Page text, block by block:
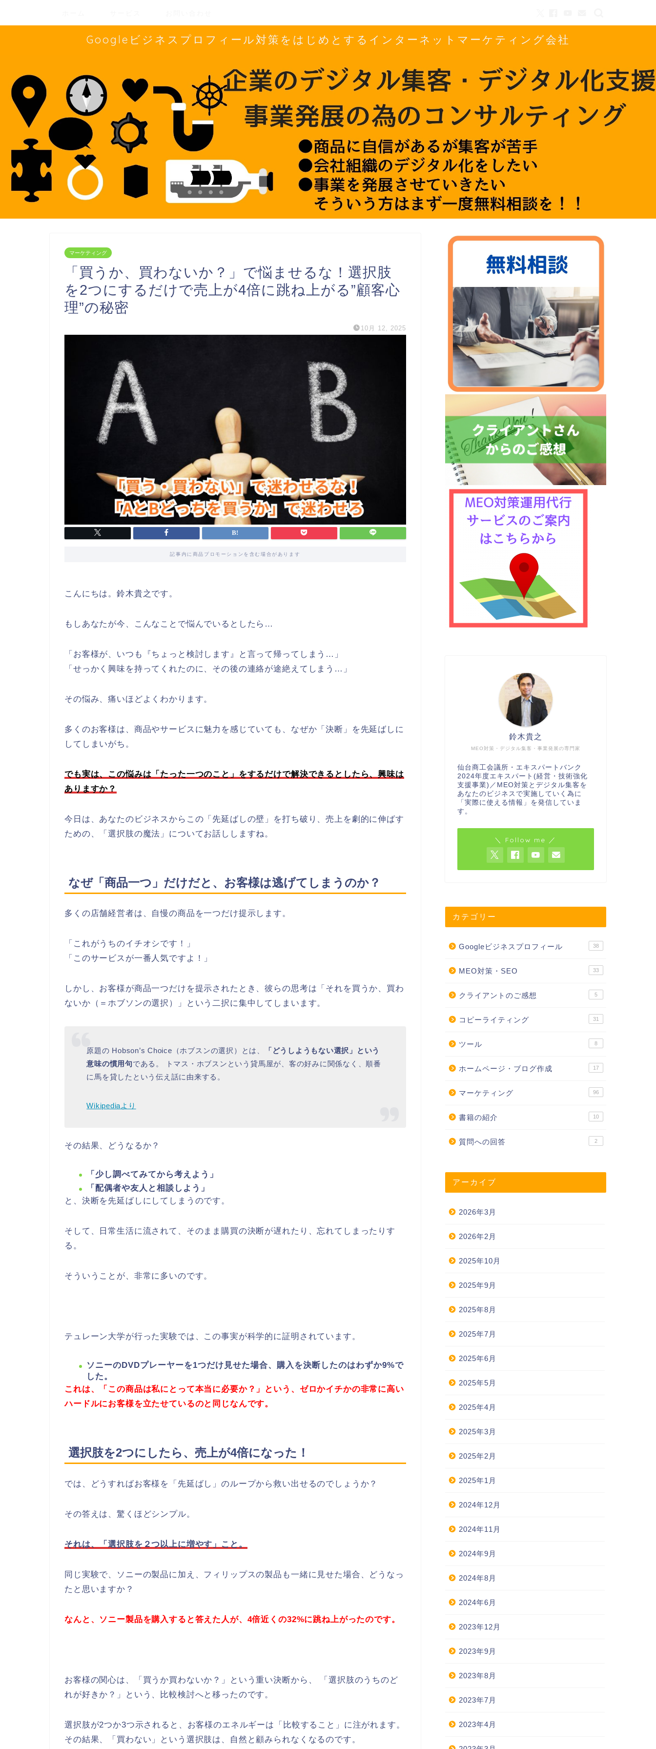
Googleビジネスプロフィール対策をはじめとするインターネットマーケティング会社
マーケティング
「買うか、買わないか？」で悩ませるな！選択肢
を2つにするだけで売上が4倍に跳ね上がる”顧客心
理”の秘密
10月 12, 2025
記事内に商品プロモーションを含む場合があります
こんにちは。鈴木貴之です。
もしあなたが今、こんなことで悩んでいるとしたら…
「お客様が、いつも『ちょっと検討します』と言って帰ってしまう…」
「せっかく興味を持ってくれたのに、その後の連絡が途絶えてしまう…」
その悩み、痛いほどよくわかります。
多くのお客様は、商品やサービスに魅力を感じていても、なぜか「決断」を先延ばしに
してしまいがち。
でも実は、この悩みは「たった一つのこと」をするだけで解決できるとしたら、興味は
ありますか？
今日は、あなたのビジネスからこの「先延ばしの壁」を打ち破り、売上を劇的に伸ばす
ための、「選択肢の魔法」についてお話ししますね。
なぜ「商品一つ」だけだと、お客様は逃げてしまうのか？
多くの店舗経営者は、自慢の商品を一つだけ提示します。
「これがうちのイチオシです！」
「このサービスが一番人気ですよ！」
しかし、お客様が商品一つだけを提示されたとき、彼らの思考は「それを買うか、買わ
ないか（＝ホブソンの選択）」という二択に集中してしまいます。
原題の Hobson’s Choice（ホブスンの選択）とは、
「どうしようもない選択」という
意味の慣用句である。 トマス・ホブスンという貸馬屋が、客の好みに関係なく、順番
に馬を貸したという伝え話に由来する。
Wikipediaより
その結果、どうなるか？
「少し調べてみてから考えよう」
「配偶者や友人と相談しよう」
と、決断を先延ばしにしてしまうのです。
そして、日常生活に流されて、そのまま購買の決断が遅れたり、忘れてしまったりす
る。
そういうことが、非常に多いのです。
テュレーン大学が行った実験では、この事実が科学的に証明されています。
ソニーのDVDプレーヤーを1つだけ見せた場合、購入を決断したのはわずか9%で
した。
これは、「この商品は私にとって本当に必要か？」という、ゼロかイチかの非常に高い
ハードルにお客様を立たせているのと同じなんです。
選択肢を2つにしたら、売上が4倍になった！
では、どうすればお客様を「先延ばし」のループから救い出せるのでしょうか？
その答えは、驚くほどシンプル。
それは、「選択肢を２つ以上に増やす」こと。
同じ実験で、ソニーの製品に加え、フィリップスの製品も一緒に見せた場合、どうなっ
たと思いますか？
なんと、ソニー製品を購入すると答えた人が、4倍近くの32%に跳ね上がったのです。
お客様の関心は、「買うか買わないか？」という重い決断から、 「選択肢のうちのど
れが好きか？」という、比較検討へと移ったのです。
選択肢が2つか3つ示されると、お客様のエネルギーは「比較すること」に注がれます。
その結果、「買わない」という選択肢は、自然と顧みられなくなるのです。
MEO対策・デジタル集客・事業発展の専門家
鈴木貴之
仙台商工会議所・エキスパートバンク
2024年度エキスパート(経営・技術強化
支援事業)／MEO対策とデジタル集客を
あなたのビジネスで実施していく為に
「実際に使える情報」を発信していま
す。
＼ Follow me ／
カテゴリー
Googleビジネスプロフィール 38
MEO対策・SEO 33
クライアントのご感想 5
コピーライティング 31
ツール 8
ホームページ・ブログ作成 17
マーケティング 96
書籍の紹介 10
質問への回答 2
アーカイブ
2026年3月
2026年2月
2025年10月
2025年9月
2025年8月
2025年7月
2025年6月
2025年5月
2025年4月
2025年3月
2025年2月
2025年1月
2024年12月
2024年11月
2024年9月
2024年8月
2024年6月
2023年12月
2023年9月
2023年8月
2023年7月
2023年4月